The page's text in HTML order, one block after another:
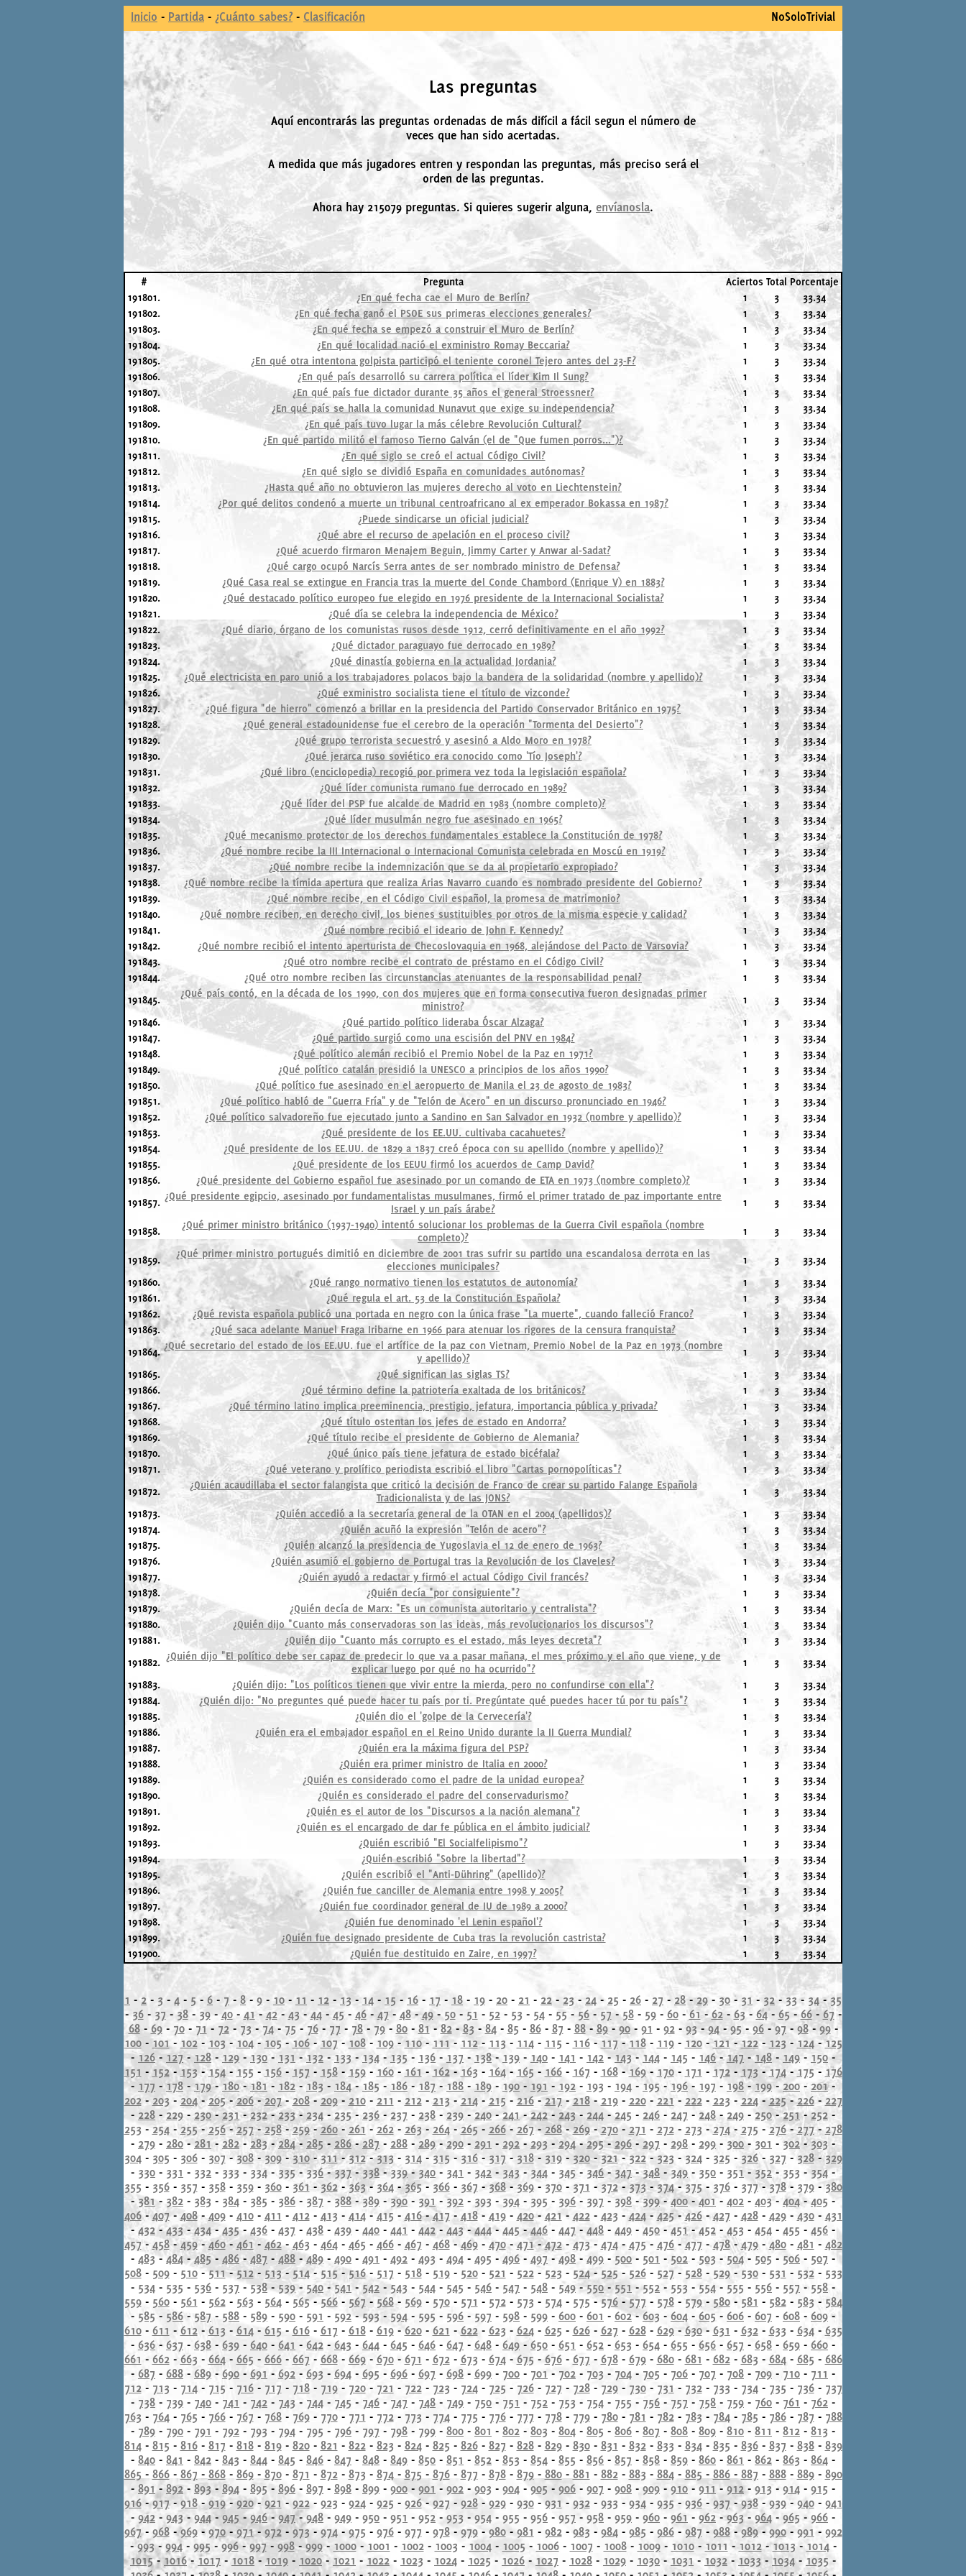
Inicio - Partida - ¿Cuánto sabes? - Clasificación NoSoloTrivial
Las preguntas
Aquí encontrarás las preguntas ordenadas de más difícil a fácil segun el número de
veces que han sido acertadas.
A medida que más jugadores entren y respondan las preguntas, más preciso será el
orden de las preguntas.
Ahora hay 215079 preguntas. Si quieres sugerir alguna, envíanosla.
# Pregunta Aciertos Total Porcentaje
191801.
¿En qué fecha cae el Muro de Berlín? 1 3
33.34
191802.
¿En qué fecha ganó el PSOE sus primeras elecciones generales? 1 3
33.34
191803.
¿En qué fecha se empezó a construir el Muro de Berlín? 1 3
33.34
191804.
¿En qué localidad nació el exministro Romay Beccaria? 1 3
33.34
191805.
¿En qué otra intentona golpista participó el teniente coronel Tejero antes del 23-F? 1 3
33.34
191806.
¿En qué país desarrolló su carrera política el líder Kim Il Sung? 1 3
33.34
191807.
¿En qué país fue dictador durante 35 años el general Stroessner? 1 3
33.34
191808.
¿En qué país se halla la comunidad Nunavut que exige su independencia? 1 3
33.34
191809.
¿En qué país tuvo lugar la más célebre Revolución Cultural? 1 3
33.34
191810.
¿En qué partido militó el famoso Tierno Galván (el de "Que fumen porros...")? 1 3
33.34
191811.
¿En qué siglo se creó el actual Código Civil? 1 3
33.34
191812.
¿En qué siglo se dividió España en comunidades autónomas? 1 3
33.34
191813.
¿Hasta qué año no obtuvieron las mujeres derecho al voto en Liechtenstein? 1 3
33.34
191814.
¿Por qué delitos condenó a muerte un tribunal centroafricano al ex emperador Bokassa en 1987? 1 3
33.34
191815.
¿Puede sindicarse un oficial judicial? 1 3
33.34
191816.
¿Qué abre el recurso de apelación en el proceso civil? 1 3
33.34
191817.
¿Qué acuerdo firmaron Menajem Beguin, Jimmy Carter y Anwar al-Sadat? 1 3
33.34
191818.
¿Qué cargo ocupó Narcís Serra antes de ser nombrado ministro de Defensa? 1 3
33.34
191819.
¿Qué Casa real se extingue en Francia tras la muerte del Conde Chambord (Enrique V) en 1883? 1 3
33.34
191820.
¿Qué destacado político europeo fue elegido en 1976 presidente de la Internacional Socialista? 1 3
33.34
191821.
¿Qué día se celebra la independencia de México? 1 3
33.34
191822.
¿Qué diario, órgano de los comunistas rusos desde 1912, cerró definitivamente en el año 1992? 1 3
33.34
191823.
¿Qué dictador paraguayo fue derrocado en 1989? 1 3
33.34
191824.
¿Qué dinastía gobierna en la actualidad Jordania? 1 3
33.34
191825.
¿Qué electricista en paro unió a los trabajadores polacos bajo la bandera de la solidaridad (nombre y apellido)? 1 3
33.34
191826.
¿Qué exministro socialista tiene el título de vizconde? 1 3
33.34
191827.
¿Qué figura "de hierro" comenzó a brillar en la presidencia del Partido Conservador Británico en 1975? 1 3
33.34
191828.
¿Qué general estadounidense fue el cerebro de la operación "Tormenta del Desierto"? 1 3
33.34
191829.
¿Qué grupo terrorista secuestró y asesinó a Aldo Moro en 1978? 1 3
33.34
191830.
¿Qué jerarca ruso soviético era conocido como 'Tío Joseph'? 1 3
33.34
191831.
¿Qué libro (enciclopedia) recogió por primera vez toda la legislación española? 1 3
33.34
191832.
¿Qué líder comunista rumano fue derrocado en 1989? 1 3
33.34
191833.
¿Qué líder del PSP fue alcalde de Madrid en 1983 (nombre completo)? 1 3
33.34
191834.
¿Qué líder musulmán negro fue asesinado en 1965? 1 3
33.34
191835.
¿Qué mecanismo protector de los derechos fundamentales establece la Constitución de 1978? 1 3
33.34
191836.
¿Qué nombre recibe la III Internacional o Internacional Comunista celebrada en Moscú en 1919? 1 3
33.34
191837.
¿Qué nombre recibe la indemnización que se da al propietario expropiado? 1 3
33.34
191838.
¿Qué nombre recibe la tímida apertura que realiza Arias Navarro cuando es nombrado presidente del Gobierno? 1 3
33.34
191839.
¿Qué nombre recibe, en el Código Civil español, la promesa de matrimonio? 1 3
33.34
191840.
¿Qué nombre reciben, en derecho civil, los bienes sustituibles por otros de la misma especie y calidad? 1 3
33.34
191841.
¿Qué nombre recibió el ideario de John F. Kennedy? 1 3
33.34
191842.
¿Qué nombre recibió el intento aperturista de Checoslovaquia en 1968, alejándose del Pacto de Varsovia? 1 3
33.34
191843.
¿Qué otro nombre recibe el contrato de préstamo en el Código Civil? 1 3
33.34
191844.
¿Qué otro nombre reciben las circunstancias atenuantes de la responsabilidad penal? 1 3
33.34
191845.
¿Qué país contó, en la década de los 1990, con dos mujeres que en forma consecutiva fueron designadas primer
ministro?
1 3
33.34
191846.
¿Qué partido político lideraba Óscar Alzaga? 1 3
33.34
191847.
¿Qué partido surgió como una escisión del PNV en 1984? 1 3
33.34
191848.
¿Qué político alemán recibió el Premio Nobel de la Paz en 1971? 1 3
33.34
191849.
¿Qué político catalán presidió la UNESCO a principios de los años 1990? 1 3
33.34
191850.
¿Qué político fue asesinado en el aeropuerto de Manila el 23 de agosto de 1983? 1 3
33.34
191851.
¿Qué político habló de "Guerra Fría" y de "Telón de Acero" en un discurso pronunciado en 1946? 1 3
33.34
191852.
¿Qué político salvadoreño fue ejecutado junto a Sandino en San Salvador en 1932 (nombre y apellido)? 1 3
33.34
191853.
¿Qué presidente de los EE.UU. cultivaba cacahuetes? 1 3
33.34
191854.
¿Qué presidente de los EE.UU. de 1829 a 1837 creó época con su apellido (nombre y apellido)? 1 3
33.34
191855.
¿Qué presidente de los EEUU firmó los acuerdos de Camp David? 1 3
33.34
191856.
¿Qué presidente del Gobierno español fue asesinado por un comando de ETA en 1973 (nombre completo)? 1 3
33.34
191857. ¿Qué presidente egipcio, asesinado por fundamentalistas musulmanes, firmó el primer tratado de paz importante entre
Israel y un país árabe?
1 3 33.34
191858.
¿Qué primer ministro británico (1937-1940) intentó solucionar los problemas de la Guerra Civil española (nombre
completo)?
1 3 33.34
191859.
¿Qué primer ministro portugués dimitió en diciembre de 2001 tras sufrir su partido una escandalosa derrota en las
elecciones municipales?
1 3
33.34
191860.
¿Qué rango normativo tienen los estatutos de autonomía? 1 3
33.34
191861.
¿Qué regula el art. 53 de la Constitución Española? 1 3
33.34
191862.
¿Qué revista española publicó una portada en negro con la única frase "La muerte", cuando falleció Franco? 1 3
33.34
191863.
¿Qué saca adelante Manuel Fraga Iribarne en 1966 para atenuar los rigores de la censura franquista? 1 3
33.34
191864. ¿Qué secretario del estado de los EE.UU. fue el artífice de la paz con Vietnam, Premio Nobel de la Paz en 1973 (nombre
y apellido)?
1 3
33.34
191865.
¿Qué significan las siglas TS? 1 3
33.34
191866.
¿Qué término define la patriotería exaltada de los británicos? 1 3
33.34
191867.
¿Qué término latino implica preeminencia, prestigio, jefatura, importancia pública y privada? 1 3
33.34
191868.
¿Qué título ostentan los jefes de estado en Andorra? 1 3
33.34
191869.
¿Qué título recibe el presidente de Gobierno de Alemania? 1 3
33.34
191870.
¿Qué único país tiene jefatura de estado bicéfala? 1 3
33.34
191871.
¿Qué veterano y prolífico periodista escribió el libro "Cartas pornopolíticas"? 1 3
33.34
191872.
¿Quién acaudillaba el sector falangista que criticó la decisión de Franco de crear su partido Falange Española
Tradicionalista y de las JONS?
1 3
33.34
191873.
¿Quién accedió a la secretaría general de la OTAN en el 2004 (apellidos)? 1 3
33.34
191874.
¿Quién acuñó la expresión "Telón de acero"? 1 3
33.34
191875.
¿Quién alcanzó la presidencia de Yugoslavia el 12 de enero de 1963? 1 3
33.34
191876.
¿Quién asumió el gobierno de Portugal tras la Revolución de los Claveles? 1 3
33.34
191877.
¿Quién ayudó a redactar y firmó el actual Código Civil francés? 1 3
33.34
191878.
¿Quién decía "por consiguiente"? 1 3
33.34
191879.
¿Quién decía de Marx: "Es un comunista autoritario y centralista"? 1 3
33.34
191880.
¿Quién dijo "Cuanto más conservadoras son las ideas, más revolucionarios los discursos"? 1 3
33.34
191881.
¿Quién dijo "Cuanto más corrupto es el estado, más leyes decreta"? 1 3
33.34
191882. ¿Quién dijo "El político debe ser capaz de predecir lo que va a pasar mañana, el mes próximo y el año que viene, y de
explicar luego por qué no ha ocurrido"?
1 3
33.34
191883.
¿Quién dijo: "Los políticos tienen que vivir entre la mierda, pero no confundirse con ella"? 1 3
33.34
191884.
¿Quién dijo: "No preguntes qué puede hacer tu país por ti. Pregúntate qué puedes hacer tú por tu país"? 1 3
33.34
191885.
¿Quién dio el 'golpe de la Cervecería'? 1 3
33.34
191886.
¿Quién era el embajador español en el Reino Unido durante la II Guerra Mundial? 1 3
33.34
191887.
¿Quién era la máxima figura del PSP? 1 3
33.34
191888.
¿Quién era primer ministro de Italia en 2000? 1 3
33.34
191889.
¿Quién es considerado como el padre de la unidad europea? 1 3
33.34
191890.
¿Quién es considerado el padre del conservadurismo? 1 3
33.34
191891.
¿Quién es el autor de los "Discursos a la nación alemana"? 1 3
33.34
191892.
¿Quién es el encargado de dar fe pública en el ámbito judicial? 1 3
33.34
191893.
¿Quién escribió "El Socialfelipismo"? 1 3
33.34
191894.
¿Quién escribió "Sobre la libertad"? 1 3
33.34
191895.
¿Quién escribió el "Anti-Dühring" (apellido)? 1 3
33.34
191896.
¿Quién fue canciller de Alemania entre 1998 y 2005? 1 3
33.34
191897.
¿Quién fue coordinador general de IU de 1989 a 2000? 1 3
33.34
191898.
¿Quién fue denominado 'el Lenin español'? 1 3
33.34
191899.
¿Quién fue designado presidente de Cuba tras la revolución castrista? 1 3
33.34
191900.
¿Quién fue destituido en Zaire, en 1997? 1 3 33.34
1 - 2 - 3 - 4 - 5 - 6- 7 - 8 - 9 - 10 - 11 - 12 - 13- 14 - 15 - 16 - 17 - 18 - 19 - 20 - 21 - 22 - 23 - 24 - 25 - 26 - 27 - 28 -29 - 30 - 31 - 32 - 33 - 34-35
- 36- 37 - 38- 39- 40- 41 - 42- 43 - 44- 45 - 46- 47- 48-49- 50- 51 - 52- 53 - 54- 55 - 56- 57 -58- 59- 60-61- 62- 63 - 64- 65 - 66-67 -
68- 69- 70- 71 - 72- 73 - 74- 75 - 76- 77 - 78- 79- 80- 81 - 82- 83 - 84- 85 - 86- 87 - 88- 89-90- 91 - 92- 93- 94- 95 - 96-97 - 98-99-
100-101 - 102- 103 - 104- 105 - 106- 107 -108- 109-110- 111 - 112- 113- 114- 115 - 116- 117 -118- 119- 120-121- 122- 123 - 124-125
-126 - 127- 128 - 129 -130- 131 -132 - 133 - 134 - 135 - 136 - 137 - 138- 139 - 140 - 141 - 142- 143- 144 - 145 - 146-147 -148- 149- 150-
151 -152-153 -154- 155 - 156- 157 - 158- 159- 160- 161 - 162- 163 - 164- 165 - 166- 167 - 168-169- 170- 171 - 172- 173-174-175 - 176
- 177 -178 -179-180-181 - 182 -183 - 184- 185 - 186 - 187 - 188 - 189 - 190 - 191 - 192 - 193 - 194 - 195 - 196- 197 - 198 - 199- 200 - 201-
202- 203-204-205-206-207- 208- 209- 210- 211 - 212- 213-214- 215 -216-217- 218- 219- 220- 221- 222- 223 -224-225-226- 227
- 228 - 229 -230- 231-232-233 - 234 - 235- 236 - 237 - 238 - 239 -240 -241-242- 243- 244 - 245 - 246 - 247 - 248 - 249 - 250-251-252 -
253-254-255-256-257-258-259-260- 261 - 262- 263 - 264- 265- 266- 267- 268-269- 270- 271 - 272- 273 - 274- 275 - 276-277- 278
- 279 - 280-281- 282- 283 -284- 285 - 286-287 - 288 - 289 - 290 - 291 - 292 - 293 - 294-295- 296 - 297 - 298 - 299 - 300- 301 - 302-303 -
304- 305 - 306- 307 -308- 309-310-311-312-313 - 314- 315 - 316- 317 - 318- 319- 320-321-322-323 - 324- 325 - 326- 327 - 328-329
- 330 - 331 - 332 - 333 - 334 - 335 -336 -337-338 -339-340 - 341 - 342 - 343 - 344 - 345 - 346- 347-348 - 349 - 350 - 351 -352- 353 - 354-
355 - 356- 357 - 358- 359- 360- 361 - 362-363- 364-365 - 366- 367 - 368- 369- 370- 371 - 372- 373-374- 375- 376- 377-378- 379-380
-381- 382 - 383 - 384 - 385 - 386 - 387 - 388 - 389 - 390 - 391 - 392 - 393 - 394 - 395 - 396 - 397 - 398 -399 -400-401 - 402 - 403- 404- 405 -
406- 407-408- 409- 410- 411 - 412- 413 - 414- 415 - 416-417 - 418- 419- 420- 421- 422- 423 - 424-425 -426- 427 - 428- 429- 430- 431
- 432-433-434 - 435 - 436 - 437 - 438 - 439 - 440 - 441 - 442- 443-444- 445 -446 - 447 - 448 - 449 - 450 - 451-452 - 453 - 454 - 455 - 456 -
457- 458-459-460-461 - 462- 463 - 464- 465 - 466- 467 - 468- 469- 470-471-472- 473- 474- 475 - 476- 477 - 478-479- 480- 481 - 482
- 483-484-485 - 486-487 -488 - 489 - 490 - 491 - 492 - 493 - 494 - 495 - 496 - 497 - 498 - 499 - 500 - 501 - 502 - 503 -504 - 505 - 506 - 507 -
508- 509- 510-511- 512- 513- 514- 515-516- 517 - 518- 519- 520- 521 - 522- 523 - 524- 525 - 526- 527 - 528- 529- 530- 531 - 532- 533
- 534 - 535 - 536 - 537 -538 - 539- 540 -541 - 542 -543 - 544 - 545 - 546 - 547 - 548 - 549 -550- 551 -552 - 553 - 554 - 555 - 556 - 557 - 558 -
559- 560- 561 - 562- 563 - 564- 565- 566- 567 - 568- 569- 570- 571 - 572- 573 - 574- 575 - 576-577 - 578- 579- 580- 581 - 582- 583 - 584
- 585 - 586 - 587 - 588 - 589 - 590 - 591 - 592- 593 - 594 - 595 - 596 - 597 - 598 - 599 - 600 - 601 - 602-603 - 604 - 605 - 606 - 607 - 608 - 609 -
610- 611 - 612- 613 - 614- 615- 616- 617 - 618- 619-620- 621 - 622- 623 - 624- 625 - 626- 627 - 628- 629- 630- 631 - 632- 633 - 634- 635
- 636 - 637 - 638 - 639 - 640 - 641 - 642 - 643 - 644 - 645 - 646 - 647 - 648 - 649 - 650 - 651 - 652 - 653 - 654 - 655 - 656 - 657 - 658 - 659 - 660 -
661 - 662- 663 - 664- 665 - 666- 667 - 668- 669- 670- 671 - 672- 673 - 674- 675 - 676- 677 - 678- 679- 680- 681 - 682- 683 - 684- 685 - 686
- 687 - 688 - 689 - 690 - 691 - 692 - 693 - 694 - 695 - 696 - 697 - 698 - 699 - 700 - 701 - 702 - 703 - 704 - 705 - 706 - 707 - 708 - 709 - 710 - 711 -
712- 713 - 714- 715 - 716- 717 - 718- 719- 720- 721 - 722- 723 - 724- 725 - 726- 727 - 728- 729- 730- 731 - 732- 733 - 734- 735 - 736- 737
- 738 - 739 - 740 - 741 - 742 - 743 - 744 - 745 - 746 - 747 - 748 - 749 - 750 - 751 - 752 - 753 - 754 - 755 - 756 - 757 - 758 - 759 - 760 - 761 - 762 -
763 - 764- 765 - 766- 767 - 768- 769- 770- 771 - 772- 773 - 774- 775 - 776- 777 - 778- 779- 780- 781 - 782- 783 - 784- 785 - 786- 787 - 788
- 789 - 790 - 791 - 792 - 793 - 794 - 795 - 796 - 797 - 798 - 799 - 800 - 801 - 802 - 803 - 804 - 805 - 806 - 807 - 808 - 809 - 810 - 811 - 812 - 813 -
814- 815 - 816- 817 - 818- 819- 820- 821 - 822- 823 - 824- 825 - 826- 827 - 828- 829- 830- 831 - 832- 833 - 834- 835 - 836- 837 - 838- 839
- 840 - 841 - 842 - 843 - 844 - 845 - 846 - 847 - 848 - 849 - 850 - 851 - 852 - 853 - 854 - 855 - 856 - 857 - 858 - 859 - 860 - 861 - 862 - 863 - 864 -
865 - 866- 867 - 868- 869- 870- 871 - 872- 873 - 874- 875 - 876- 877 - 878- 879- 880- 881 - 882- 883 - 884- 885 - 886- 887 - 888- 889- 890
- 891 - 892 - 893 - 894 - 895 - 896 - 897 - 898 - 899 - 900 - 901 - 902 - 903 - 904 - 905 - 906 - 907 - 908 - 909 - 910 -911 -912 - 913 - 914 - 915 -
916-917- 918-919-920- 921 - 922- 923 - 924- 925 - 926- 927 - 928- 929- 930- 931 - 932- 933 - 934- 935 - 936- 937 -938- 939- 940- 941
- 942 - 943- 944- 945 -946-947- 948 - 949 - 950 - 951 - 952 - 953 - 954 - 955 - 956 - 957 - 958 - 959 - 960 - 961 - 962 -963- 964- 965 - 966 -
967- 968-969- 970-971- 972- 973- 974- 975 - 976- 977 - 978- 979- 980- 981 - 982- 983 - 984- 985 - 986- 987 - 988-989- 990- 991 - 992
-993- 994- 995 -996- 997- 998-999- 1000- 1001 - 1002- 1003 - 1004- 1005 - 1006- 1007 - 1008- 1009- 1010- 1011 - 1012-1013 - 1014-
1015- 1016- 1017 - 1018 - 1019 - 1020- 1021 - 1022 - 1023 - 1024 - 1025 - 1026 - 1027 - 1028 - 1029 - 1030- 1031 - 1032 - 1033 - 1034 -1035 -